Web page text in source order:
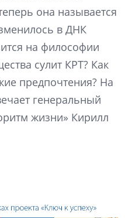
она называется
в ДНК
на философии
сулит КРТ? Как
предпочтения? На
генеральный
жизни» Кирилл